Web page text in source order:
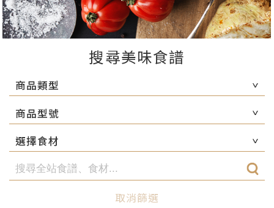
搜尋美味食譜
商品類型
商品型號
選擇食材
取消篩選